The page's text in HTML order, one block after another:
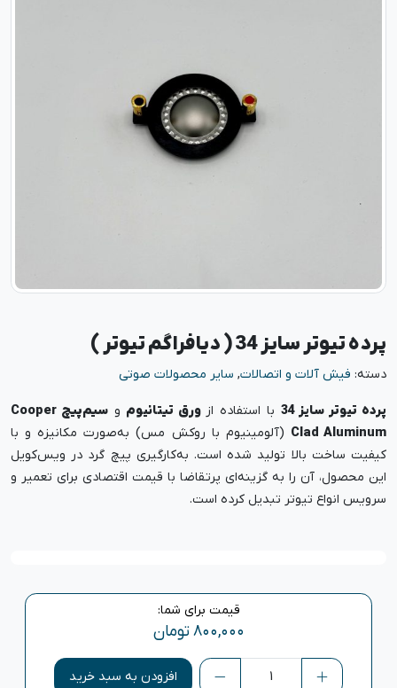
پرده تیوتر سایز 34 ( دیافراگم تیوتر )
دسته: فیش آلات و اتصالات, سایر محصولات صوتی
پرده تیوتر سایز 34 با استفاده از ورق تیتانیوم و
سیم‌پیچ Cooper
Clad Aluminum (آلومینیوم با روکش مس) به‌صورت مکانیزه و با
کیفیت ساخت بالا تولید شده است. به‌کارگیری پیچ گرد در ویس‌کویل
این محصول، آن را به گزینه‌ای پرتقاضا با قیمت اقتصادی برای تعمیر و
سرویس انواع تیوتر تبدیل کرده است.
قیمت برای شما:
۸۰۰,۰۰۰تومان
افزودن به سبد خرید